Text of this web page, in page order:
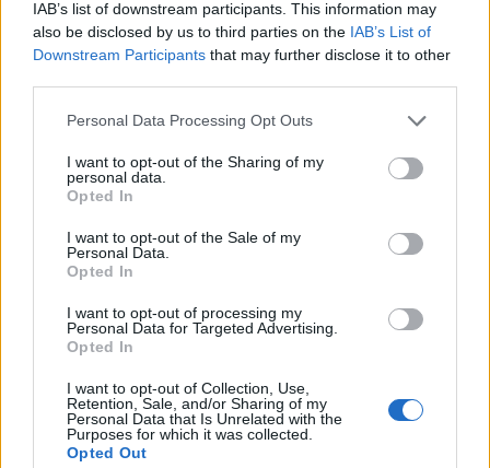
IAB’s list of downstream participants. This information may
also be disclosed by us to third parties on the IAB’s List of
Downstream Participants that may further disclose it to other
Personal Data Processing Opt Outs
I want to opt-out of the Sharing of my
personal data.
Opted In
I want to opt-out of the Sale of my
Personal Data.
Opted In
I want to opt-out of processing my
Personal Data for Targeted Advertising.
Opted In
I want to opt-out of Collection, Use,
Retention, Sale, and/or Sharing of my
Personal Data that Is Unrelated with the
Purposes for which it was collected.
Opted Out
számára - közölte a MBH Bank.
topvezetőkkel! November 10-én jön a Portfolio Banking
Technology, regisztráció és részletek itt!Információ és
jelentkezésA bankszünnap 2025. december 31-én 22
órakor kezdődik, és 2026. január 4-én 20 óráig tart -
olvasható a közleményükben. Ebben az időszakban...
KEDVES OLVASÓNK!
A keresett cikk a portfolio.hu hírarchívumához
regisztrációhoz kötött.
Az előfizetés a következőket tartalmazza: